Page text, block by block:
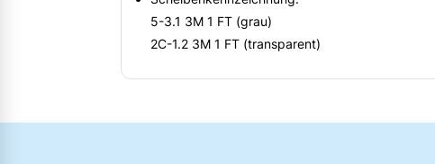
5-3.1 3M 1 FT (grau)
2C-1.2 3M 1 FT (transparent)